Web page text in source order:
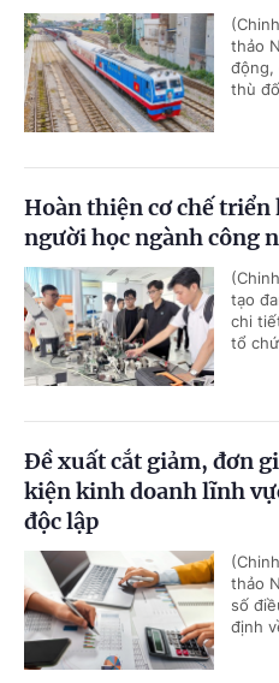
thảo
động,
thù
Hoàn thiện cơ chế triển
người học ngành công
tạo
chi
tổ
Đề xuất cắt giảm, đơn
kiện kinh doanh lĩnh
độc lập
thảo
số
định